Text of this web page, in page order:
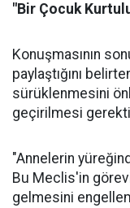
"Bir Çocuk
Konuşmasının
paylaştığını
sürüklenmesini
geçirilmesi
"Annelerin
Bu Meclis'in
gelmesini